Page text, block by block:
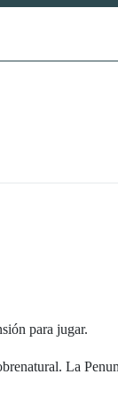
para jugar.
La